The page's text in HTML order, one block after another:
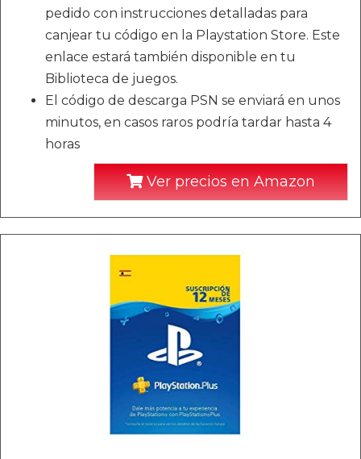
pedido con instrucciones detalladas para
canjear tu código en la Playstation Store. Este
enlace estará también disponible en tu
Biblioteca de juegos.
El código de descarga PSN se enviará en unos
minutos, en casos raros podría tardar hasta 4
horas
Ver precios en Amazon